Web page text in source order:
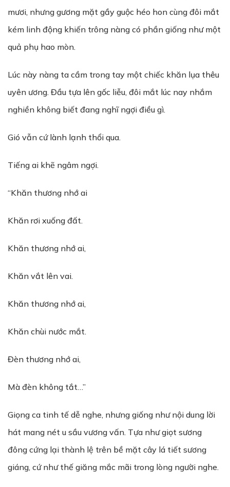
mươi, nhưng gương mặt gầy guộc héo hon cùng đôi mắt
kém linh động khiến trông nàng có phần giống như một
quả phụ hao mòn.
Lúc này nàng ta cầm trong tay một chiếc khăn lụa thêu
uyên ương. Đầu tựa lên gốc liễu, đôi mắt lúc nay nhắm
nghiền không biết đang nghĩ ngợi điều gì.
Gió vẫn cứ lành lạnh thổi qua.
Tiếng ai khẽ ngâm ngợi.
“Khăn thương nhớ ai
Khăn rơi xuống đất.
Khăn thương nhớ ai,
Khăn vắt lên vai.
Khăn thương nhớ ai,
Khăn chùi nước mắt.
Đèn thương nhớ ai,
Mà đèn không tắt…”
Giọng ca tinh tế dễ nghe, nhưng giống như nội dung lời
hát mang nét u sầu vương vấn. Tựa như giọt sương
đông cứng lại thành lệ trên bề mặt cây lá tiết sương
giáng, cứ như thế giăng mắc mãi trong lòng người nghe.